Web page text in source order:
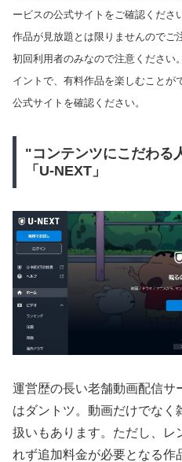
ービスの公式サイトをご確認くださ
作品が見放題とは限りませんのでご
初回利用者のみなので注意ください
イントで、有料作品を楽しむことが
公式サイトを確認ください。
"コンテンツにこだわる
「U-NEXT」
運営歴の長い老舗動画配信サ
はダントツ。動画だけでな
扱いもあります。ただし、レ
れず追加料金が必要となる作